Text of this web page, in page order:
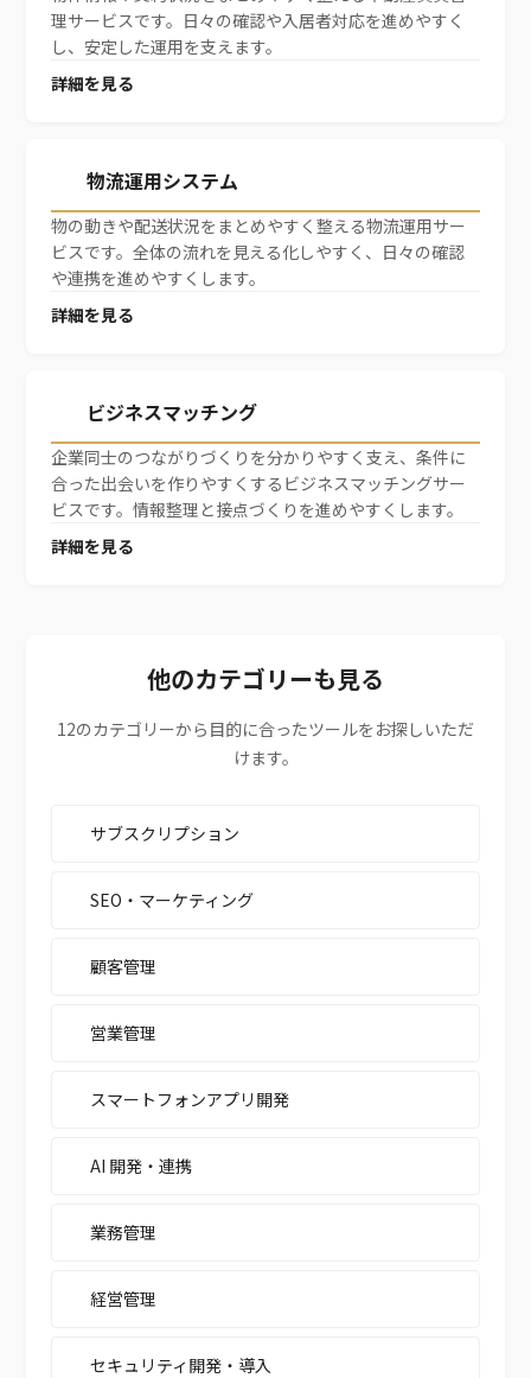
理サービスです。日々の確認や入居者対応を進めやすく
し、安定した運用を支えます。
詳細を見る
物流運用システム
物の動きや配送状況をまとめやすく整える物流運用サー
ビスです。全体の流れを見える化しやすく、日々の確認
や連携を進めやすくします。
詳細を見る
ビジネスマッチング
企業同士のつながりづくりを分かりやすく支え、条件に
合った出会いを作りやすくするビジネスマッチングサー
ビスです。情報整理と接点づくりを進めやすくします。
詳細を見る
他のカテゴリーも見る
12のカテゴリーから目的に合ったツールをお探しいただ
けます。
サブスクリプション
SEO・マーケティング
顧客管理
営業管理
スマートフォンアプリ開発
AI 開発・連携
業務管理
経営管理
セキュリティ開発・導入